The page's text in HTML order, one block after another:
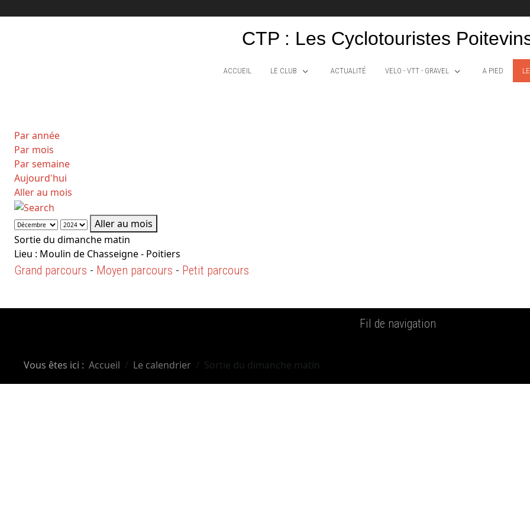
CTP : Les Cyclotouristes
ACCUEIL LE CLUB ACTUALITÉ VELO - VTT - GRAVEL A PIED
Par année
Par mois
Par semaine
Aujourd'hui
Aller au mois
Aller au mois
Sortie du dimanche matin
Lieu : Moulin de Chasseigne - Poitiers
Grand parcours - Moyen parcours - Petit parcours
Fil de navigation
Vous êtes ici : Accueil Le calendrier Sortie du dimanche matin